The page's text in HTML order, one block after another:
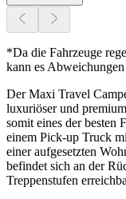
*Da die Fahrzeuge
kann es
Der Maxi Travel
luxuriöser und
somit eines der besten
einem Pick-up Truck
einer aufgesetzten
befindet sich an der
Treppenstufen